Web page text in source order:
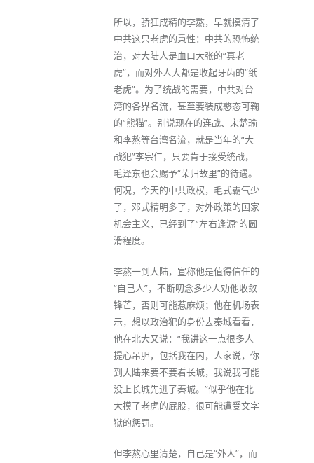
所以，骄狂成精的李熬，早就摸清了
中共这只老虎的秉性：中共的恐怖统
治，对大陆人是血口大张的“真老
虎”，而对外人大都是收起牙齿的“纸
老虎”。为了统战的需要，中共对台
湾的各界名流，甚至要装成憨态可鞠
的“熊猫”。别说现在的连战、宋楚瑜
和李熬等台湾名流，就是当年的“大
战犯”李宗仁，只要肯于接受统战，
毛泽东也会赐予“荣归故里”的待遇。
何况，今天的中共政权，毛式霸气少
了，邓式精明多了，对外政策的国家
机会主义，已经到了“左右逢源”的圆
滑程度。
李熬一到大陆，宣称他是值得信任的
“自己人”，不断叨念多少人劝他收敛
锋芒，否则可能惹麻烦；他在机场表
示，想以政治犯的身份去秦城看看，
他在北大又说：“我讲这一点很多人
提心吊胆，包括我在内，人家说，你
到大陆来要不要看长城，我说我可能
没上长城先进了秦城。”似乎他在北
大摸了老虎的屁股，很可能遭受文字
狱的惩罚。
但李熬心里清楚，自己是“外人”，而